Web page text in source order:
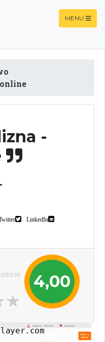
MENU
-
LinkedIn
4,00